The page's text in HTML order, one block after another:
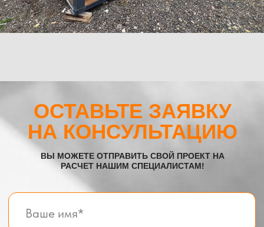
+7 (995) 506-65-05
+7 (926) 888-50-50
© BOX-MODUL24.RU 2025